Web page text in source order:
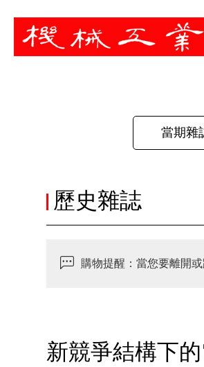
暫停
當期雜
歷史雜誌
購物提醒：當您要離開
新競爭結構下